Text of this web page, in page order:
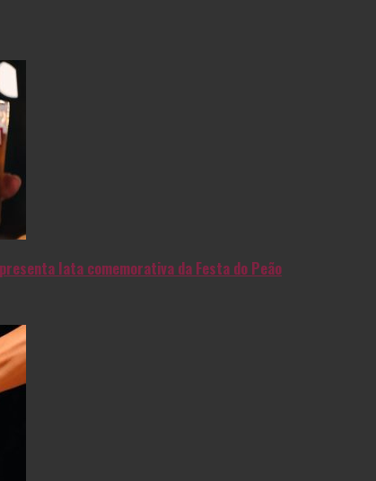
lata comemorativa da Festa do Peão